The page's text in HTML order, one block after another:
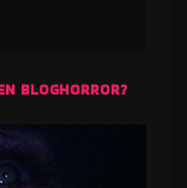
BLOGHORROR?